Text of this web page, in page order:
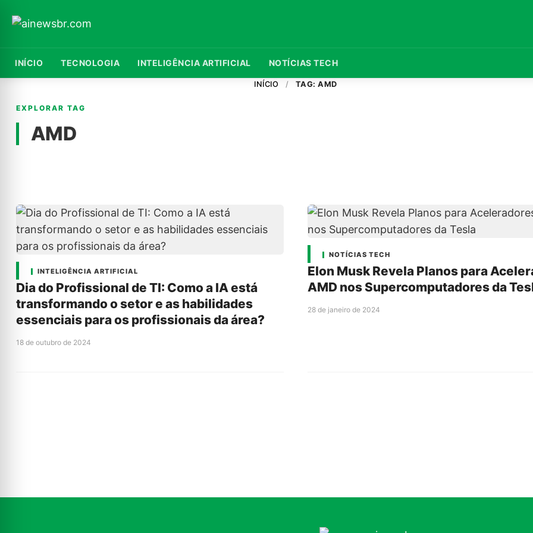
INÍCIO TECNOLOGIA INTELIGÊNCIA ARTIFICIAL NOTÍCIAS TECH
INÍCIO / TAG: AMD
EXPLORAR TAG
AMD
INTELIGÊNCIA ARTIFICIAL
Dia do Profissional de TI: Como a IA está
transformando o setor e as habilidades
essenciais para os profissionais da área?
18 de outubro de 2024
NOTÍCIAS TECH
Elon Musk Revela Planos para
AMD nos Supercomputadores da
28 de janeiro de 2024